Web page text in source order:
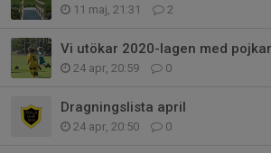
11 maj, 21:31 2
24 apr, 20:59 0
Dragningslista april
24 apr, 20:50 0